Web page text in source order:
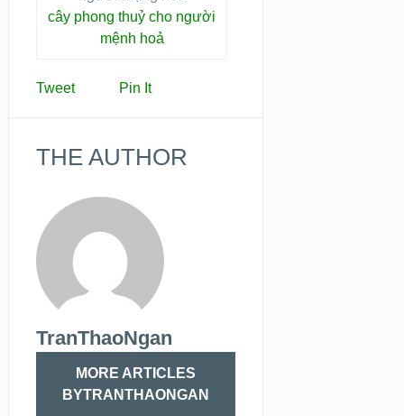
cây phong thuỷ cho người
mệnh hoả
Tweet Pin It
THE AUTHOR
TranThaoNgan
MORE ARTICLES
BYTRANTHAONGAN